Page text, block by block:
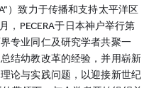
）致力于传播和支持太平洋区
，PECERA于日本神户举行第
专业同仁及研究学者共聚一
结幼教改革的经验，并用崭新
论与实践问题，以迎接新世纪